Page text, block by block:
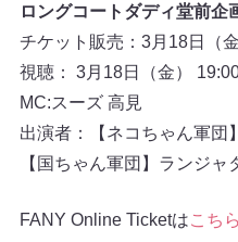
ロングコートダディ堂前企
チケット販売：3月18日（
視聴： 3月18日（金）
MC:スーズ 高見
出演者：【ネコちゃん軍団
【国ちゃん軍団】ランジ
FANY Online Ticketはこちら